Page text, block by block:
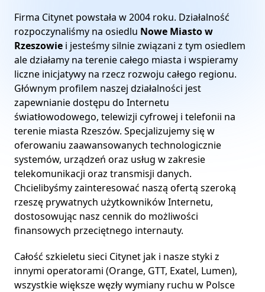
Firma Citynet powstała w 2004 roku. Działalność
rozpoczynaliśmy na osiedlu Nowe Miasto w
Rzeszowie i jesteśmy silnie związani z tym osiedlem
ale działamy na terenie całego miasta i wspieramy
liczne inicjatywy na rzecz rozwoju całego regionu.
Głównym profilem naszej działalności jest
zapewnianie dostępu do Internetu
światłowodowego, telewizji cyfrowej i telefonii na
terenie miasta Rzeszów. Specjalizujemy się w
oferowaniu zaawansowanych technologicznie
systemów, urządzeń oraz usług w zakresie
telekomunikacji oraz transmisji danych.
Chcielibyśmy zainteresować naszą ofertą szeroką
rzeszę prywatnych użytkowników Internetu,
dostosowując nasz cennik do możliwości
finansowych przeciętnego internauty.
Całość szkieletu sieci Citynet jak i nasze styki z
innymi operatorami (Orange, GTT, Exatel, Lumen),
wszystkie większe węzły wymiany ruchu w Polsce